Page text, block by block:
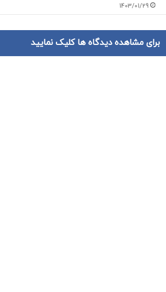
1403/01/29
برای مشاهده دیدگاه ها کلیک نمایید